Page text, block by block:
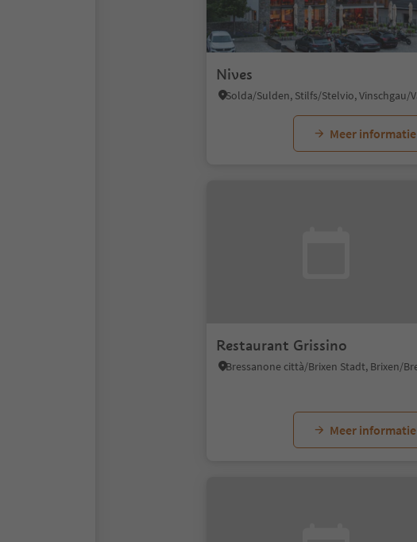
Nives
Meer informatie
Restaurant Grissino
Meer informatie